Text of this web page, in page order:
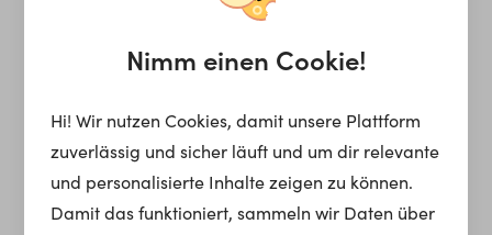
Nimm einen Cookie!
Hi! Wir nutzen Cookies, damit unsere Plattform
zuverlässig und sicher läuft und um dir relevante
und personalisierte Inhalte zeigen zu können.
Damit das funktioniert, sammeln wir Daten über